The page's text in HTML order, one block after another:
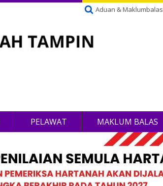
Aduan & Maklumbalas
PELAWAT MAKLUM BALAS